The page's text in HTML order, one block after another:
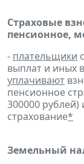
Страховые
пенсионное,
- плательщики
выплат и иных
уплачивают
пенсионное
300000
страхование*
Земельный